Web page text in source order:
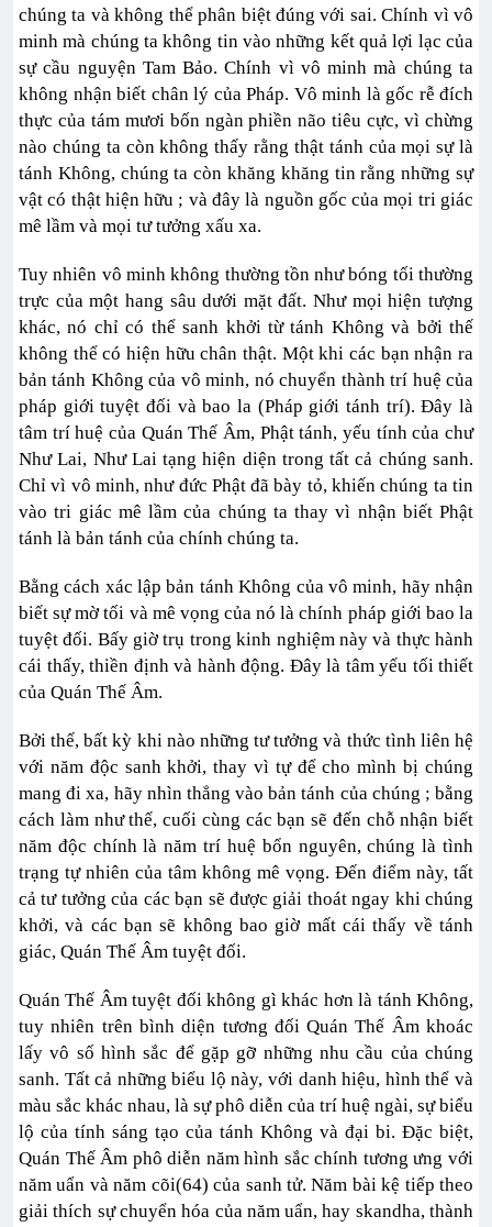
chúng ta và không thể phân biệt đúng với sai. Chính vì vô
minh mà chúng ta không tin vào những kết quả lợi lạc của
sự cầu nguyện Tam Bảo. Chính vì vô minh mà chúng ta
không nhận biết chân lý của Pháp. Vô minh là gốc rễ đích
thực của tám mươi bốn ngàn phiền não tiêu cực, vì chừng
nào chúng ta còn không thấy rằng thật tánh của mọi sự là
tánh Không, chúng ta còn khăng khăng tin rằng những sự
vật có thật hiện hữu ; và đây là nguồn gốc của mọi tri giác
mê lầm và mọi tư tưởng xấu xa.
Tuy nhiên vô minh không thường tồn như bóng tối thường
trực của một hang sâu dưới mặt đất. Như mọi hiện tượng
khác, nó chỉ có thể sanh khởi từ tánh Không và bởi thế
không thể có hiện hữu chân thật. Một khi các bạn nhận ra
bản tánh Không của vô minh, nó chuyển thành trí huệ của
pháp giới tuyệt đối và bao la (Pháp giới tánh trí). Đây là
tâm trí huệ của Quán Thế Âm, Phật tánh, yếu tính của chư
Như Lai, Như Lai tạng hiện diện trong tất cả chúng sanh.
Chỉ vì vô minh, như đức Phật đã bày tỏ, khiến chúng ta tin
vào tri giác mê lầm của chúng ta thay vì nhận biết Phật
tánh là bản tánh của chính chúng ta.
Bằng cách xác lập bản tánh Không của vô minh, hãy nhận
biết sự mờ tối và mê vọng của nó là chính pháp giới bao la
tuyệt đối. Bấy giờ trụ trong kinh nghiệm này và thực hành
cái thấy, thiền định và hành động. Đây là tâm yếu tối thiết
của Quán Thế Âm.
Bởi thế, bất kỳ khi nào những tư tưởng và thức tình liên hệ
với năm độc sanh khởi, thay vì tự để cho mình bị chúng
mang đi xa, hãy nhìn thẳng vào bản tánh của chúng ; bằng
cách làm như thế, cuối cùng các bạn sẽ đến chỗ nhận biết
năm độc chính là năm trí huệ bổn nguyên, chúng là tình
trạng tự nhiên của tâm không mê vọng. Đến điểm này, tất
cả tư tưởng của các bạn sẽ được giải thoát ngay khi chúng
khởi, và các bạn sẽ không bao giờ mất cái thấy về tánh
giác, Quán Thế Âm tuyệt đối.
Quán Thế Âm tuyệt đối không gì khác hơn là tánh Không,
tuy nhiên trên bình diện tương đối Quán Thế Âm khoác
lấy vô số hình sắc để gặp gỡ những nhu cầu của chúng
sanh. Tất cả những biểu lộ này, với danh hiệu, hình thể và
màu sắc khác nhau, là sự phô diễn của trí huệ ngài, sự biểu
lộ của tính sáng tạo của tánh Không và đại bi. Đặc biệt,
Quán Thế Âm phô diễn năm hình sắc chính tương ưng với
năm uẩn và năm cõi(64) của sanh tử. Năm bài kệ tiếp theo
giải thích sự chuyển hóa của năm uẩn, hay skandha, thành